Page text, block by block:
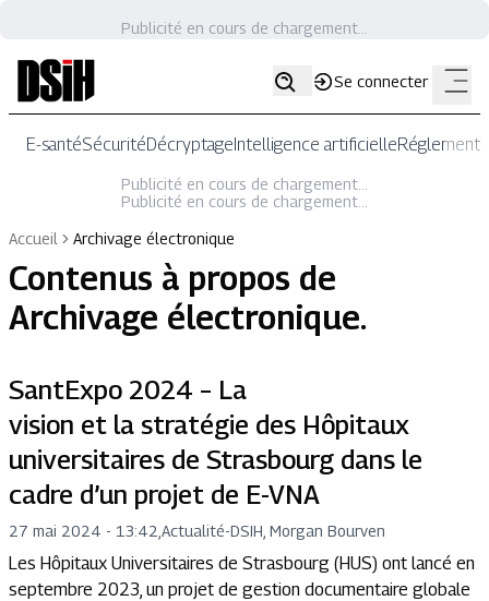
Publicité en cours de chargement...
Se connecter
E-santéSécuritéDécryptageIntelligence artificielle
Publicité en cours de chargement...
Publicité en cours de chargement...
Accueil
Archivage électronique
Contenus à propos de
Archivage électronique.
SantExpo 2024 – La
vision et la stratégie des Hôpitaux
universitaires de Strasbourg dans le
cadre d’un projet de E-VNA
27 mai 2024 - 13:42 Actualité-DSIH, Morgan Bourven
Les Hôpitaux Universitaires de Strasbourg (HUS) ont lancé en
septembre 2023, un projet de gestion documentaire globale